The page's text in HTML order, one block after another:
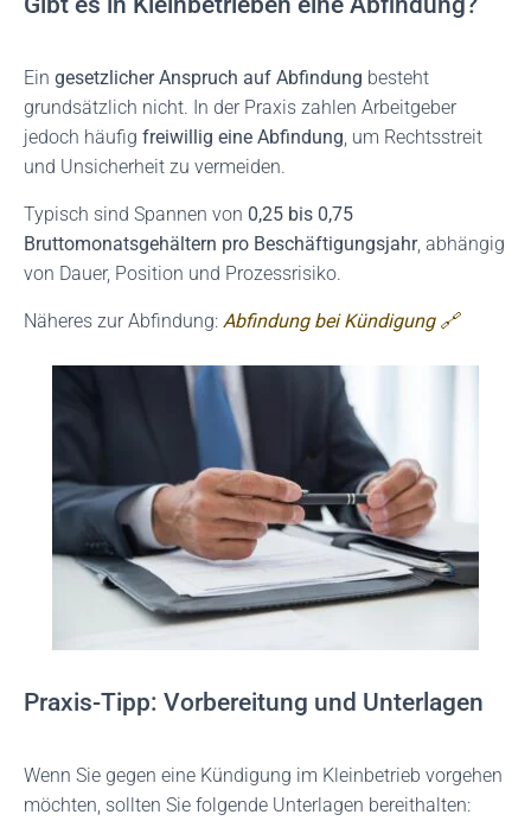
Ein gesetzlicher Anspruch auf Abfindung besteht
grundsätzlich nicht. In der Praxis zahlen Arbeitgeber
jedoch häufig freiwillig eine Abfindung, um Rechtsstreit
und Unsicherheit zu vermeiden.
Typisch sind Spannen von 0,25 bis 0,75
Bruttomonatsgehältern pro Beschäftigungsjahr, abhängig
von Dauer, Position und Prozessrisiko.
Näheres zur Abfindung: Abfindung bei Kündigung 🔗
Praxis-Tipp: Vorbereitung und Unterlagen
Wenn Sie gegen eine Kündigung im Kleinbetrieb vorgehen
möchten, sollten Sie folgende Unterlagen bereithalten: